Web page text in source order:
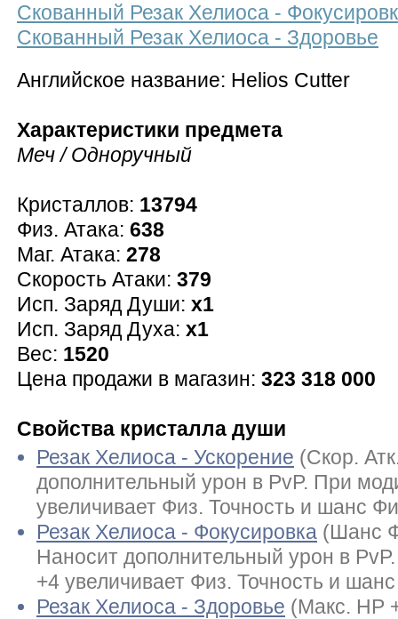
Скованный Резак Хелиоса -
Скованный Резак Хелиоса - Здоровье
Английское название: Helios Cutter
Характеристики предмета
Меч / Одноручный
Кристаллов: 13794
Физ. Атака: 638
Маг. Атака: 278
Скорость Атаки: 379
Исп. Заряд Души: x1
Исп. Заряд Духа: x1
Вес: 1520
Цена продажи в магазин: 323 318 000
Свойства кристалла души
Резак Хелиоса - Ускорение (Скор.
дополнительный урон в PvP. При
увеличивает Физ. Точность и шанс
Резак Хелиоса - Фокусировка (Шанс
Наносит дополнительный урон в
+4 увеличивает Физ. Точность и
Резак Хелиоса - Здоровье (Макс. HP